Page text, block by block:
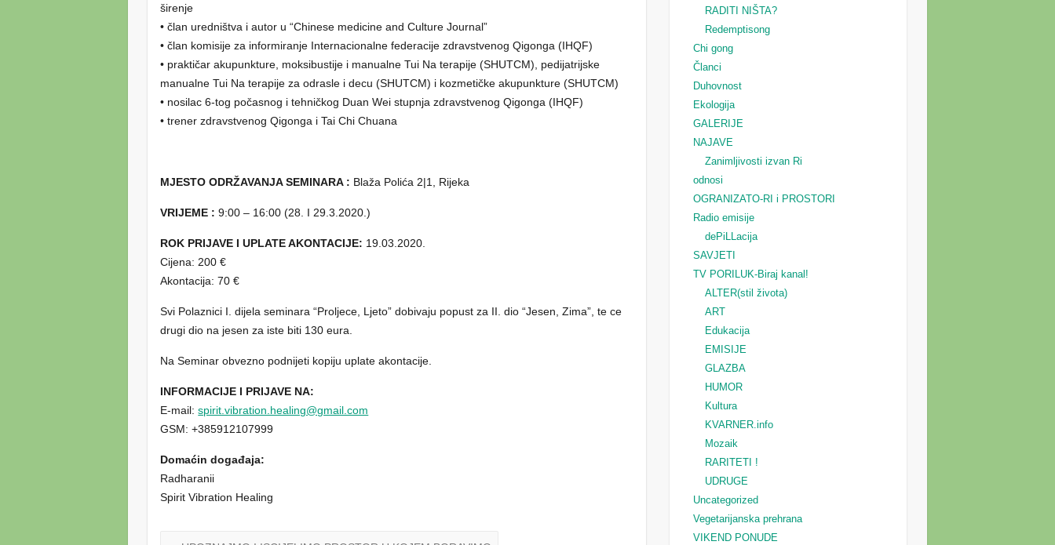
širenje
• član uredništva i autor u “Chinese medicine and Culture Journal”
• član komisije za informiranje Internacionalne federacije zdravstvenog Qigonga (IHQF)
• praktičar akupunkture, moksibustije i manualne Tui Na terapije (SHUTCM), pedijatrijske
manualne Tui Na terapije za odrasle i decu (SHUTCM) i kozmetičke akupunkture (SHUTCM)
• nosilac 6-tog počasnog i tehničkog Duan Wei stupnja zdravstvenog Qigonga (IHQF)
• trener zdravstvenog Qigonga i Tai Chi Chuana
MJESTO ODRŽAVANJA SEMINARA : Blaža Polića 2|1, Rijeka
VRIJEME : 9:00 – 16:00 (28. I 29.3.2020.)
ROK PRIJAVE I UPLATE AKONTACIJE: 19.03.2020.
Cijena: 200 €
Akontacija: 70 €
Svi Polaznici I. dijela seminara “Proljece, Ljeto” dobivaju popust za II. dio “Jesen, Zima”, te ce
drugi dio na jesen za iste biti 130 eura.
Na Seminar obvezno podnijeti kopiju uplate akontacije.
INFORMACIJE I PRIJAVE NA:
E-mail:spirit.vibration.healing@gmail.com
GSM: +385912107999
Domaćin događaja:
Radharanii
Spirit Vibration Healing
RADITI NIŠTA?
Redemptisong
Chi gong
Članci
Duhovnost
Ekologija
GALERIJE
NAJAVE
Zanimljivosti izvan Ri
odnosi
OGRANIZATO-RI i PROSTORI
Radio emisije
dePiLLacija
SAVJETI
TV PORILUK-Biraj kanal!
ALTER(stil života)
ART
Edukacija
EMISIJE
GLAZBA
HUMOR
Kultura
KVARNER.info
Mozaik
RARITETI !
UDRUGE
Uncategorized
Vegetarijanska prehrana
VIKEND PONUDE